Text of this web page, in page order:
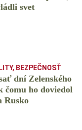
svet
, BEZPEČNOSŤ
dní Zelenského
čomu ho doviedol
Rusko